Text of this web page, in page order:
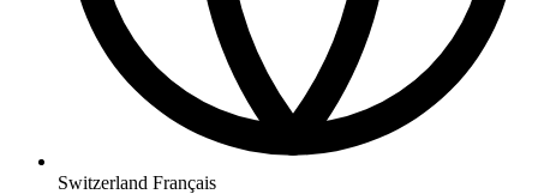
Switzerland Français